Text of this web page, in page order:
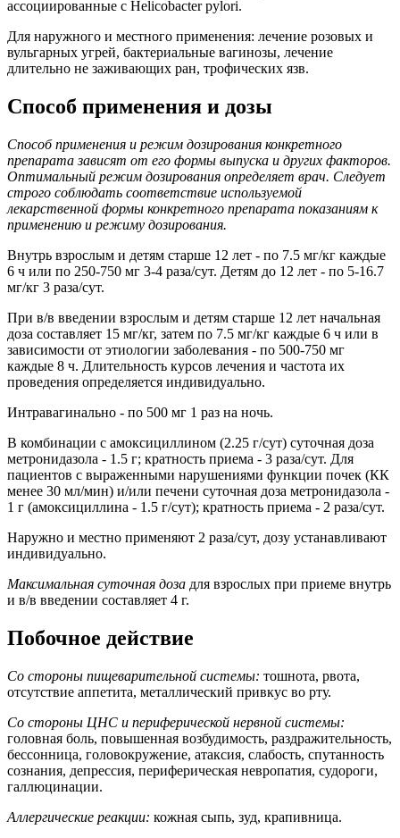
ассоциированные с Helicobacter pylori.
Для наружного и местного применения: лечение розовых и
вульгарных угрей, бактериальные вагинозы, лечение
длительно не заживающих ран, трофических язв.
Способ применения и дозы
Способ применения и режим дозирования конкретного
препарата зависят от его формы выпуска и других факторов.
Оптимальный режим дозирования определяет врач. Следует
строго соблюдать соответствие используемой
лекарственной формы конкретного препарата показаниям к
применению и режиму дозирования.
Внутрь взрослым и детям старше 12 лет - по 7.5 мг/кг каждые
6 ч или по 250-750 мг 3-4 раза/сут. Детям до 12 лет - по 5-16.7
мг/кг 3 раза/сут.
При в/в введении взрослым и детям старше 12 лет начальная
доза составляет 15 мг/кг, затем по 7.5 мг/кг каждые 6 ч или в
зависимости от этиологии заболевания - по 500-750 мг
каждые 8 ч. Длительность курсов лечения и частота их
проведения определяется индивидуально.
Интравагинально - по 500 мг 1 раз на ночь.
В комбинации с амоксициллином (2.25 г/сут) суточная доза
метронидазола - 1.5 г; кратность приема - 3 раза/сут. Для
пациентов с выраженными нарушениями функции почек (КК
менее 30 мл/мин) и/или печени суточная доза метронидазола -
1 г (амоксициллина - 1.5 г/сут); кратность приема - 2 раза/сут.
Наружно и местно применяют 2 раза/сут, дозу устанавливают
индивидуально.
Максимальная суточная доза для взрослых при приеме внутрь
и в/в введении составляет 4 г.
Побочное действие
Со стороны пищеварительной системы: тошнота, рвота,
отсутствие аппетита, металлический привкус во рту.
Со стороны ЦНС и периферической нервной системы:
головная боль, повышенная возбудимость, раздражительность,
бессонница, головокружение, атаксия, слабость, спутанность
сознания, депрессия, периферическая невропатия, судороги,
галлюцинации.
Аллергические реакции: кожная сыпь, зуд, крапивница.